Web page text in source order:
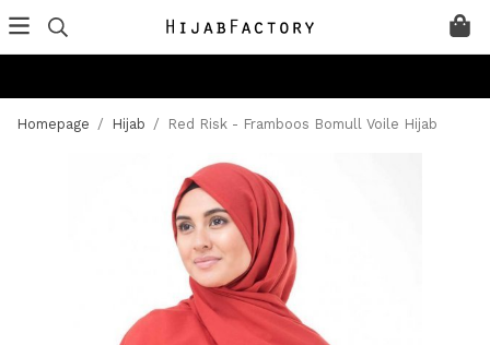
Homepage / Hijab / Red Risk - Framboos Bomull Voile Hijab